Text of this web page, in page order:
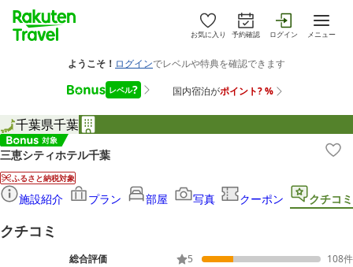
お気に入り 予約確認 ログイン メニュー
千葉県千葉
三恵シティホテル千葉
ふるさと納税対象
施設紹介 プラン 部屋 写真 クーポン クチコミ
クチコミ
総合評価 5 108件